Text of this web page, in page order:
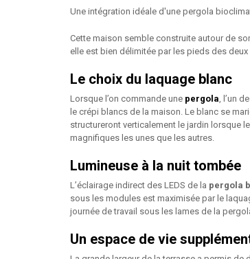
Une intégration idéale d'une pergola
Cette maison semble construite autour de
elle est bien délimitée par les pieds des
Le choix du laquage blanc
Lorsque l’on commande une pergola, l’un
le crépi blancs de la maison. Le blanc se
structureront verticalement le jardin lorsque
magnifiques les unes que les autres.
Lumineuse à la nuit tombée
L’éclairage indirect des LEDS de la pergola
sous les modules est maximisée par le
journée de travail sous les lames de la
Un espace de vie